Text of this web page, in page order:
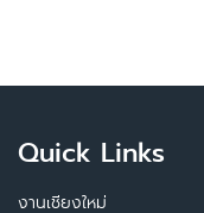
Quick Links
งานเชียงใหม่